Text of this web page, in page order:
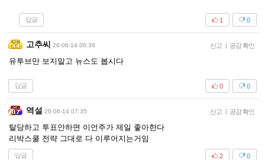
답글 0
1
고추씨 26-06-14 06:39 신고 | 공감 확인
유투브만 보지말고 뉴스도 봅시다
답글 0
0
역설 26-06-14 07:35 신고 | 공감 확인
탈당하고 투표안하면 이언주가 제일 좋아한다
리박스쿨 전략 그대로 다 이루어지는거임
답글 0
2